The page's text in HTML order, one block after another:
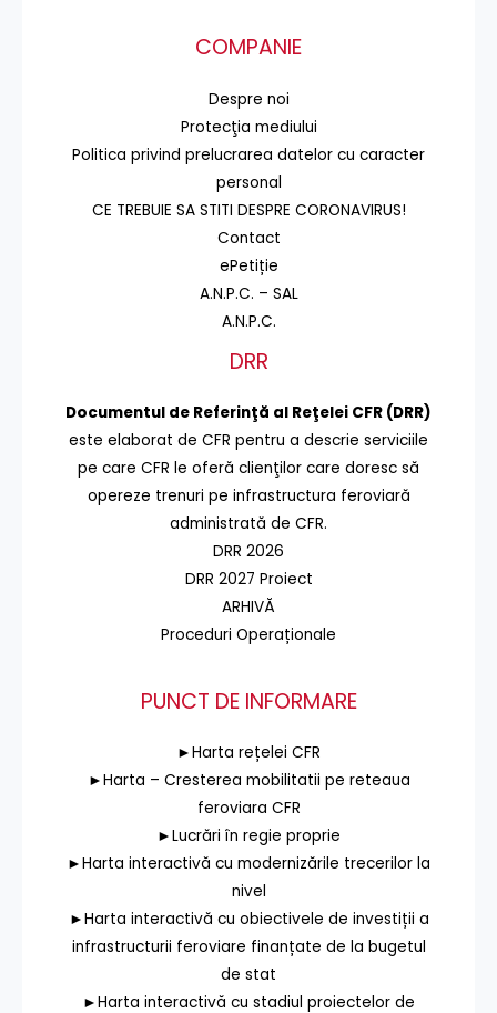
COMPANIE
Despre noi
Protecţia mediului
Politica privind prelucrarea datelor cu caracter
personal
CE TREBUIE SA STITI DESPRE CORONAVIRUS!
Contact
ePetiție
A.N.P.C. – SAL
A.N.P.C.
DRR
Documentul de Referinţă al Reţelei CFR (DRR)
este elaborat de CFR pentru a descrie serviciile
pe care CFR le oferă clienţilor care doresc să
opereze trenuri pe infrastructura feroviară
administrată de CFR.
DRR 2026
DRR 2027 Proiect
ARHIVĂ
Proceduri Operaționale
PUNCT DE INFORMARE
►Harta rețelei CFR
►Harta – Cresterea mobilitatii pe reteaua
feroviara CFR
►Lucrări în regie proprie
►Harta interactivă cu modernizările trecerilor la
nivel
►Harta interactivă cu obiectivele de investiții a
infrastructurii feroviare finanțate de la bugetul
de stat
►Harta interactivă cu stadiul proiectelor de